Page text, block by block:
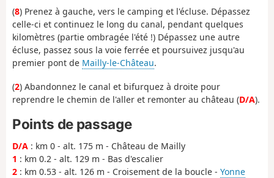
(8) Prenez à gauche, vers le camping et l'écluse. Dépassez
celle-ci et continuez le long du canal, pendant quelques
kilomètres (partie ombragée l'été !) Dépassez une autre
écluse, passez sous la voie ferrée et poursuivez jusqu'au
premier pont de Mailly-le-Château.
(2) Abandonnez le canal et bifurquez à droite pour
reprendre le chemin de l'aller et remonter au château (D/A).
Points de passage
D/A : km 0 - alt. 175 m - Château de Mailly
1 : km 0.2 - alt. 129 m - Bas d'escalier
2 : km 0.53 - alt. 126 m - Croisement de la boucle - Yonne